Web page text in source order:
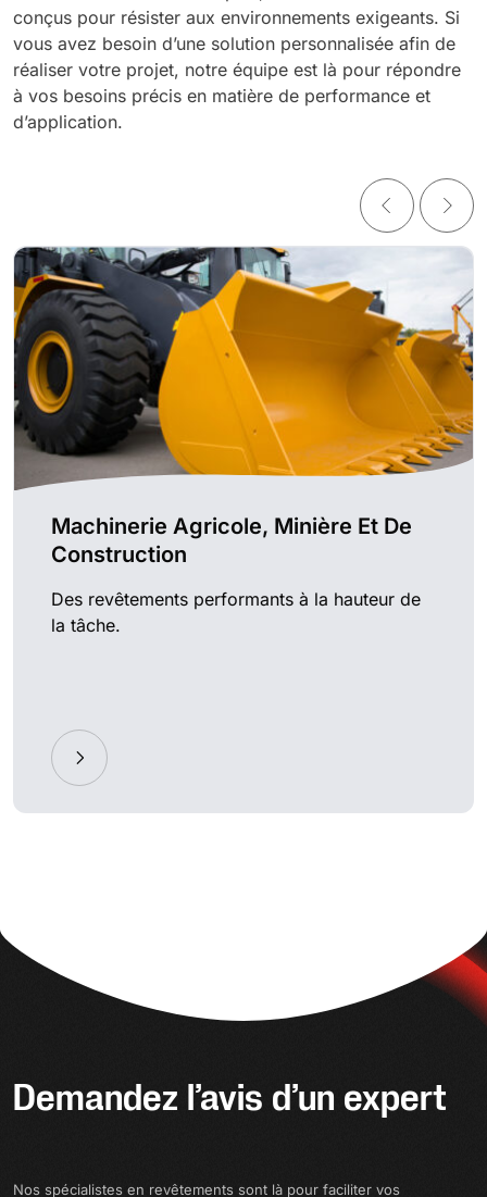
conçus pour résister aux environnements exigeants. Si
vous avez besoin d’une solution personnalisée afin de
réaliser votre projet, notre équipe est là pour répondre
à vos besoins précis en matière de performance et
d’application.
Machinerie Agricole, Minière Et De
Construction
Des revêtements performants à la hauteur de
la tâche.
Demandez l’avis d’un expert
Nos spécialistes en revêtements sont là pour faciliter vos